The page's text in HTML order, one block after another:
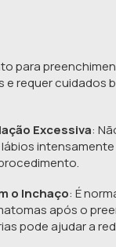
para
e requer cuidados
Excessiva:
intensamente
o Inchaço: É
após o
pode ajudar a